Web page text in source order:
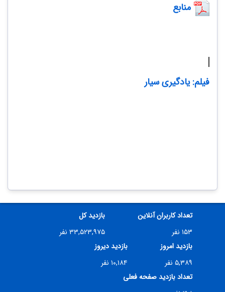
منابع
فیلم: یادگیری سیار
تعداد کاربران آنلاین
۱۵۳ نفر
بازدید کل
۳۳,۵۲۳,۹۷۵ نفر
بازدید امروز
۵,۳۸۹ نفر
بازدید دیروز
۱۰,۱۸۴ نفر
تعداد بازدید صفحه فعلی